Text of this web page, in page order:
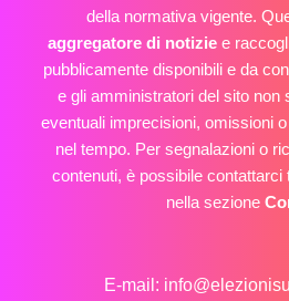
della normativa vigente.
aggregatore di notizie e
pubblicamente disponibili e da
e gli amministratori del sito non
eventuali imprecisioni, omissioni
nel tempo. Per segnalazioni o
contenuti, è possibile contattarci
nella sezione
E-mail: